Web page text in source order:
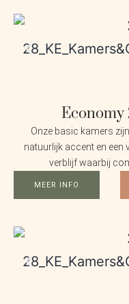
Economy
Onze basic kamers
natuurlijk accent en een
verblijf waarbij
MEER INFO